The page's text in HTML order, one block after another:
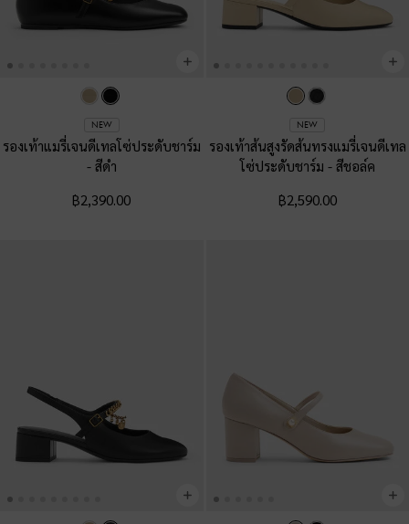
NEW
รองเท้าแมรี่เจนดีเทลโซ่ประดับชาร์ม
- สีดำ
฿2,390.00
NEW
รองเท้าส้นสูงรัดส้นทรงแมรี่เจนดีเทล
โซ่ประดับชาร์ม - สีชอล์ค
฿2,590.00